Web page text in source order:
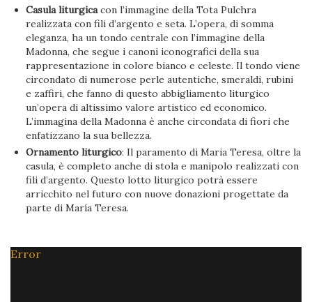
Casula liturgicacon l’immagine della Tota Pulchra
realizzata con fili d’argento e seta. L’opera, di somma
eleganza, ha un tondo centrale con l’immagine della
Madonna, che segue i canoni iconografici della sua
rappresentazione in colore bianco e celeste. Il tondo viene
circondato di numerose perle autentiche, smeraldi, rubini
e zaffiri, che fanno di questo abbigliamento liturgico
un’opera di altissimo valore artistico ed economico.
L’immagina della Madonna è anche circondata di fiori che
enfatizzano la sua bellezza.
Ornamento liturgico: Il paramento di Maria Teresa, oltre la
casula, è completo anche di stola e manipolo realizzati con
fili d’argento. Questo lotto liturgico potrà essere
arricchito nel futuro con nuove donazioni progettate da
parte di María Teresa.
Error